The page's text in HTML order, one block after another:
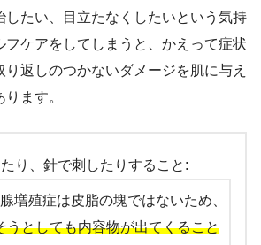
したい、目立たなくしたいという気持
フケアをしてしまうと、かえって症状
り返しのつかないダメージを肌に与え
ます。
り、針で刺したりすること:
増殖症は皮脂の塊ではないため、
うとしても内容物が出てくること